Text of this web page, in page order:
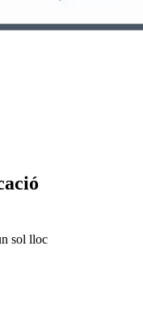
sol lloc